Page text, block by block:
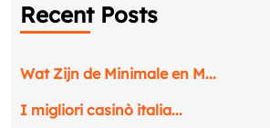
Recent Posts
Wat Zijn de Minimale en M...
I migliori casinò italia...